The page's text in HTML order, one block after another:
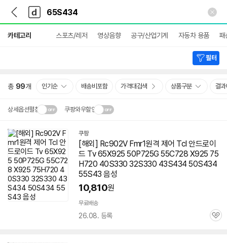
다
나
와
가
기
다
와
메
인
카테고리 스포츠/레저 영상음향 공구/산업기계 자동차 용품 패
필터
총 99개 인기순 배송비포함 가격대검색 상품구분 결
상세옵션펼침 쿠팡와우할인
설치 환경·지역에 따라
배송·설치비가 달라집니다.닫
기
쿠팡
[해외] Rc902V Fmr1원격 제어 Tcl 안드로이
드 Tv 65X925 50P725G 55C728 X925 75
H720 40S330 32S330 43S434 50S434
55S43 음성
10,810원
무료배송
26.08. 등록
관